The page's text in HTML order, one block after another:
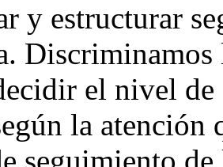
y estructurar
Discriminamos
el nivel
la atención